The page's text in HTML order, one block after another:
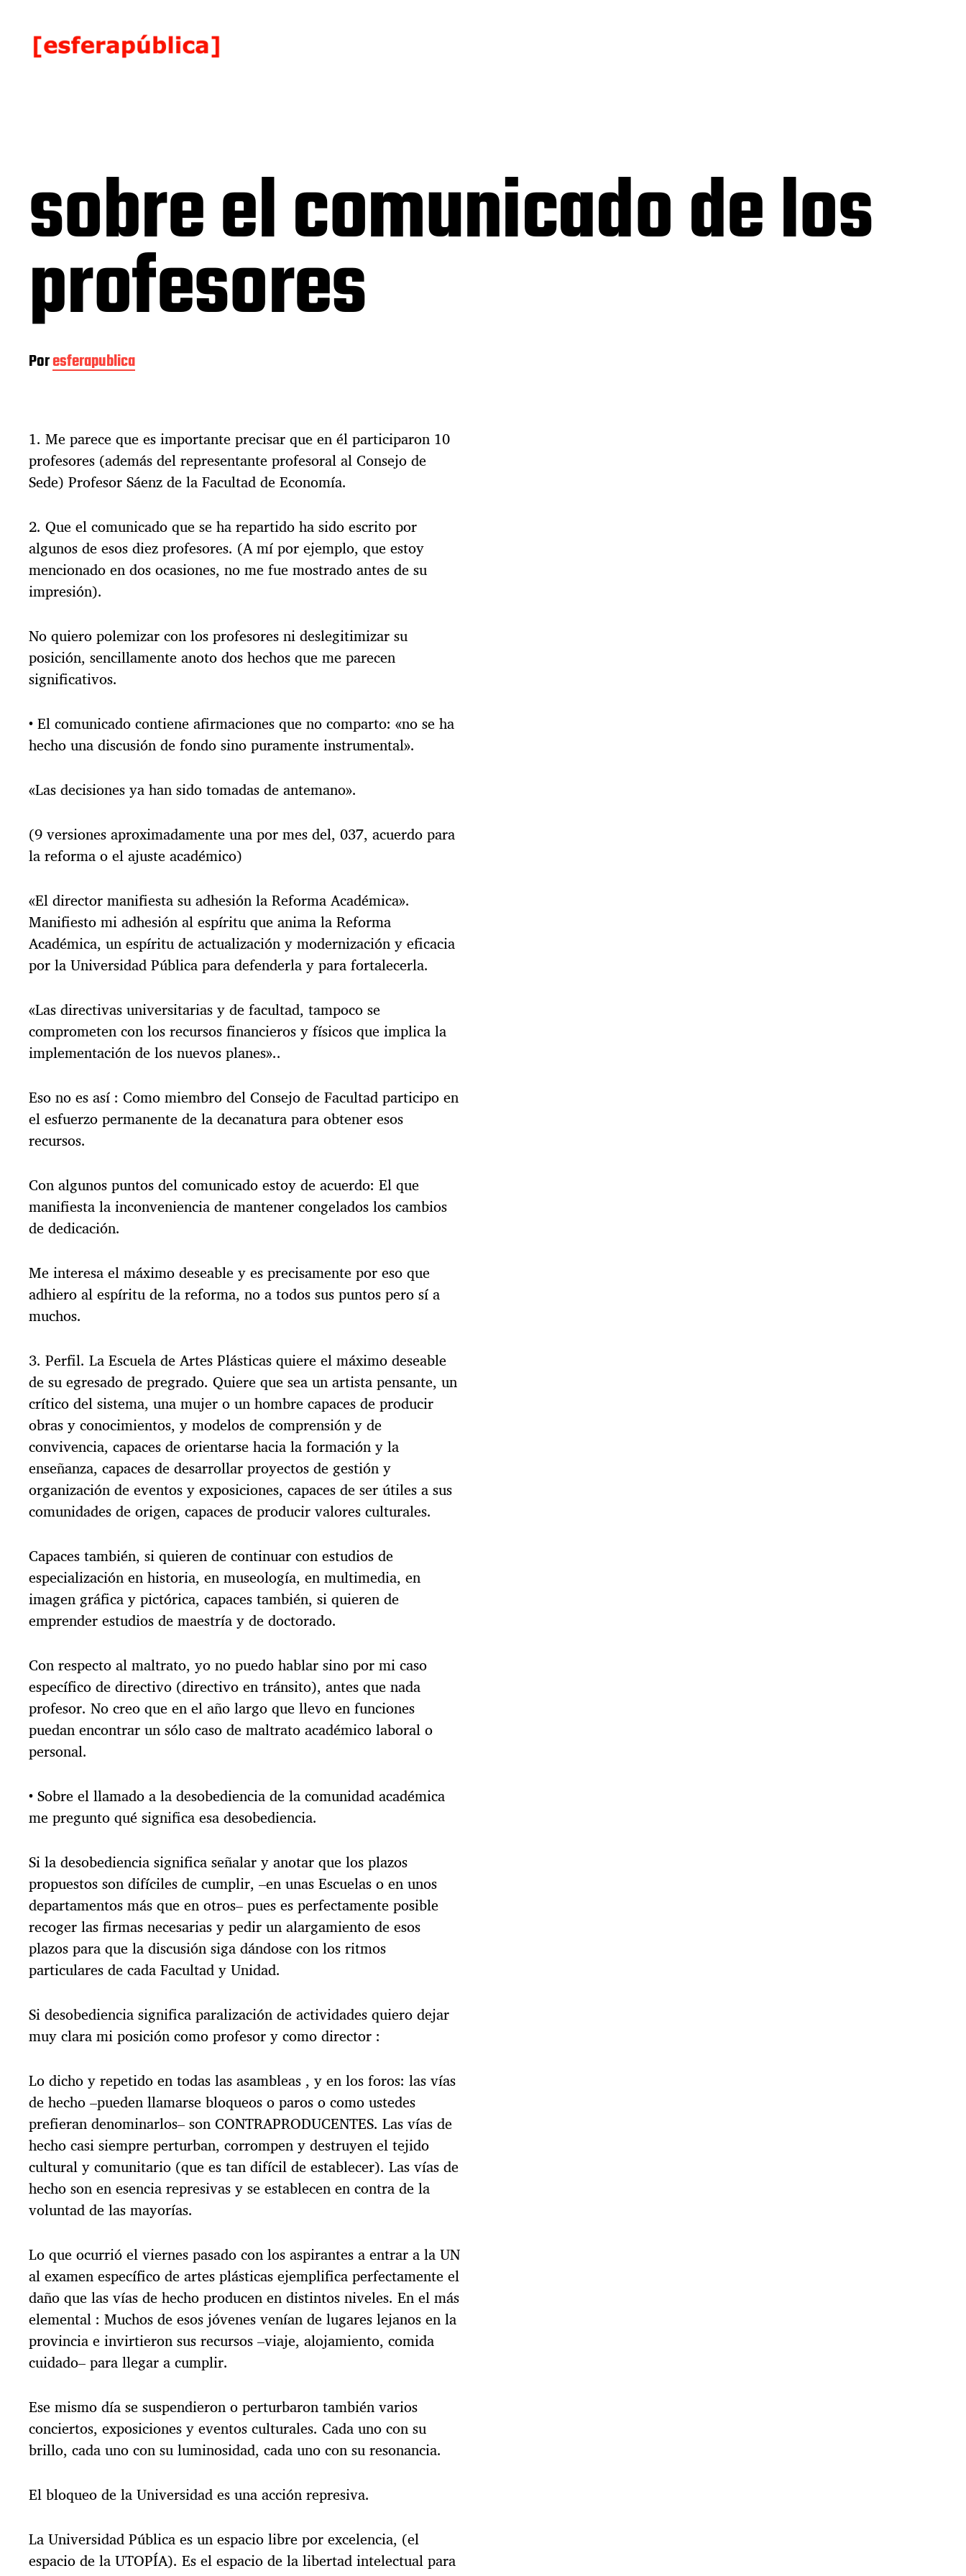
sobre el comunicado de los
profesores
Poresferapublica
1. Me parece que es importante precisar que en él participaron 10
profesores (además del representante profesoral al Consejo de
Sede) Profesor Sáenz de la Facultad de Economía.
2. Que el comunicado que se ha repartido ha sido escrito por
algunos de esos diez profesores. (A mí por ejemplo, que estoy
mencionado en dos ocasiones, no me fue mostrado antes de su
impresión).
No quiero polemizar con los profesores ni deslegitimizar su
posición, sencillamente anoto dos hechos que me parecen
significativos.
• El comunicado contiene afirmaciones que no comparto: «no se ha
hecho una discusión de fondo sino puramente instrumental».
«Las decisiones ya han sido tomadas de antemano».
(9 versiones aproximadamente una por mes del, 037, acuerdo para
la reforma o el ajuste académico)
«El director manifiesta su adhesión la Reforma Académica».
Manifiesto mi adhesión al espíritu que anima la Reforma
Académica, un espíritu de actualización y modernización y eficacia
por la Universidad Pública para defenderla y para fortalecerla.
«Las directivas universitarias y de facultad, tampoco se
comprometen con los recursos financieros y físicos que implica la
implementación de los nuevos planes»..
Eso no es así : Como miembro del Consejo de Facultad participo en
el esfuerzo permanente de la decanatura para obtener esos
recursos.
Con algunos puntos del comunicado estoy de acuerdo: El que
manifiesta la inconveniencia de mantener congelados los cambios
de dedicación.
Me interesa el máximo deseable y es precisamente por eso que
adhiero al espíritu de la reforma, no a todos sus puntos pero sí a
muchos.
3. Perfil. La Escuela de Artes Plásticas quiere el máximo deseable
de su egresado de pregrado. Quiere que sea un artista pensante, un
crítico del sistema, una mujer o un hombre capaces de producir
obras y conocimientos, y modelos de comprensión y de
convivencia, capaces de orientarse hacia la formación y la
enseñanza, capaces de desarrollar proyectos de gestión y
organización de eventos y exposiciones, capaces de ser útiles a sus
comunidades de origen, capaces de producir valores culturales.
Capaces también, si quieren de continuar con estudios de
especialización en historia, en museología, en multimedia, en
imagen gráfica y pictórica, capaces también, si quieren de
emprender estudios de maestría y de doctorado.
Con respecto al maltrato, yo no puedo hablar sino por mi caso
específico de directivo (directivo en tránsito), antes que nada
profesor. No creo que en el año largo que llevo en funciones
puedan encontrar un sólo caso de maltrato académico laboral o
personal.
• Sobre el llamado a la desobediencia de la comunidad académica
me pregunto qué significa esa desobediencia.
Si la desobediencia significa señalar y anotar que los plazos
propuestos son difíciles de cumplir, –en unas Escuelas o en unos
departamentos más que en otros– pues es perfectamente posible
recoger las firmas necesarias y pedir un alargamiento de esos
plazos para que la discusión siga dándose con los ritmos
particulares de cada Facultad y Unidad.
Si desobediencia significa paralización de actividades quiero dejar
muy clara mi posición como profesor y como director :
Lo dicho y repetido en todas las asambleas , y en los foros: las vías
de hecho –pueden llamarse bloqueos o paros o como ustedes
prefieran denominarlos– son CONTRAPRODUCENTES. Las vías de
hecho casi siempre perturban, corrompen y destruyen el tejido
cultural y comunitario (que es tan difícil de establecer). Las vías de
hecho son en esencia represivas y se establecen en contra de la
voluntad de las mayorías.
Lo que ocurrió el viernes pasado con los aspirantes a entrar a la UN
al examen específico de artes plásticas ejemplifica perfectamente el
daño que las vías de hecho producen en distintos niveles. En el más
elemental : Muchos de esos jóvenes venían de lugares lejanos en la
provincia e invirtieron sus recursos –viaje, alojamiento, comida
cuidado– para llegar a cumplir.
Ese mismo día se suspendieron o perturbaron también varios
conciertos, exposiciones y eventos culturales. Cada uno con su
brillo, cada uno con su luminosidad, cada uno con su resonancia.
El bloqueo de la Universidad es una acción represiva.
La Universidad Pública es un espacio libre por excelencia, (el
espacio de la UTOPÍA). Es el espacio de la libertad intelectual para